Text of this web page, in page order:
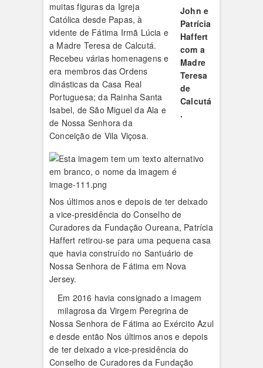
John e
Patrícia
Haffert
com a
Madre
Teresa
de
Calcutá
.
muitas figuras da Igreja
Católica desde Papas, à
vidente de Fátima Irmã Lúcia e
a Madre Teresa de Calcutá.
Recebeu várias homenagens e
era membros das Ordens
dinásticas da Casa Real
Portuguesa; da Rainha Santa
Isabel, de São Miguel da Ala e
de Nossa Senhora da
Conceição de Vila Viçosa.
Nos últimos anos e depois de ter deixado
a vice-presidência do Conselho de
Curadores da Fundação Oureana, Patrícia
Haffert retirou-se para uma pequena casa
que havia construído no Santuário de
Nossa Senhora de Fátima em Nova
Jersey.
Em 2016 havia consignado a imagem
milagrosa da Virgem Peregrina de
Nossa Senhora de Fátima ao Exército Azul
e desde então Nos últimos anos e depois
de ter deixado a vice-presidência do
Conselho de Curadores da Fundação